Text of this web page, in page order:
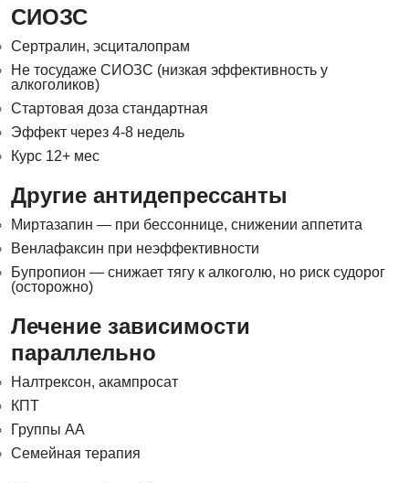
СИОЗС
Сертралин, эсциталопрам
Не тосудаже СИОЗС (низкая эффективность у
алкоголиков)
Стартовая доза стандартная
Эффект через 4-8 недель
Курс 12+ мес
Другие антидепрессанты
Миртазапин — при бессоннице, снижении аппетита
Венлафаксин при неэффективности
Бупропион — снижает тягу к алкоголю, но риск судорог
(осторожно)
Лечение зависимости
параллельно
Налтрексон, акампросат
КПТ
Группы АА
Семейная терапия